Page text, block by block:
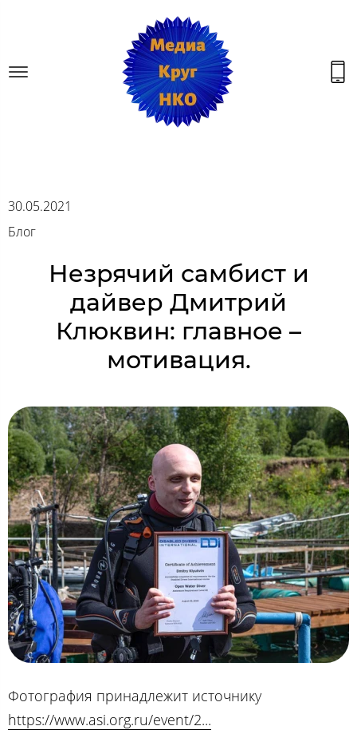
30.05.2021
Блог
Незрячий самбист и
дайвер Дмитрий
Клюквин: главное –
мотивация.
Фотография принадлежит источнику
https://www.asi.org.ru/event/2...